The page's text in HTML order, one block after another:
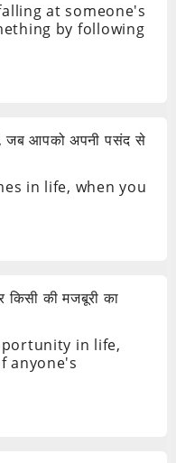
at someone's
by following
जब आपको अपनी पसंद से
in life, when you
किसी की मजबूरी का
in life,
anyone's